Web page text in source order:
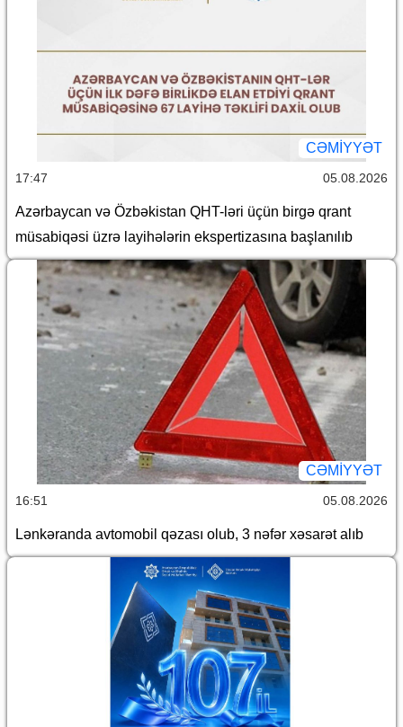
CƏMİYYƏT
17:47 05.08.2026
Azərbaycan və Özbəkistan QHT-ləri üçün birgə qrant
müsabiqəsi üzrə layihələrin ekspertizasına başlanılıb
CƏMİYYƏT
16:51 05.08.2026
Lənkəranda avtomobil qəzası olub, 3 nəfər xəsarət alıb